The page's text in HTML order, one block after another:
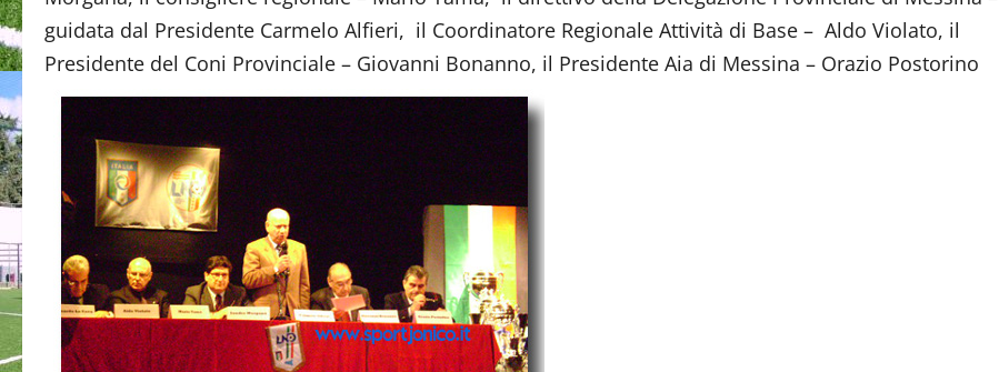
guidata dal Presidente Carmelo Alfieri, il Coordinatore Regionale Attività di Base – Aldo Violato, il
Presidente del Coni Provinciale – Giovanni Bonanno, il Presidente Aia di Messina – Orazio Postorino